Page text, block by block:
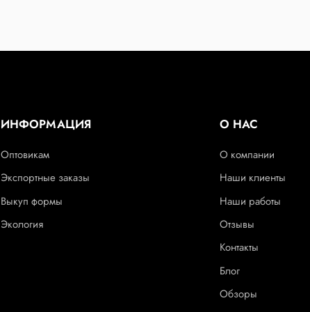
ИНФОРМАЦИЯ
Оптовикам
Экспортные заказы
Выкуп формы
Экология
О НАС
О компании
Наши клиенты
Наши работы
Отзывы
Контакты
Блог
Обзоры